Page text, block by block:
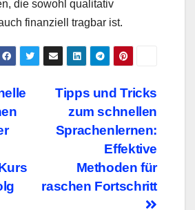
die sowohl qualitativ
finanziell tragbar ist.
Tipps und Tricks
zum schnellen
Sprachenlernen:
Effektive
Methoden für
raschen Fortschritt